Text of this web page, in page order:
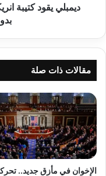
بدوري
مقالات ذات صلة
الإخوان في مأزق جديد..